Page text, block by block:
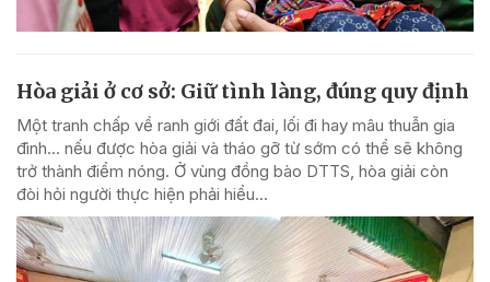
Hòa giải ở cơ sở: Giữ tình làng, đúng quy định
Một tranh chấp về ranh giới đất đai, lối đi hay mâu thuẫn gia
đình... nếu được hòa giải và tháo gỡ từ sớm có thể sẽ không
trở thành điểm nóng. Ở vùng đồng bào DTTS, hòa giải còn
đòi hỏi người thực hiện phải hiểu...